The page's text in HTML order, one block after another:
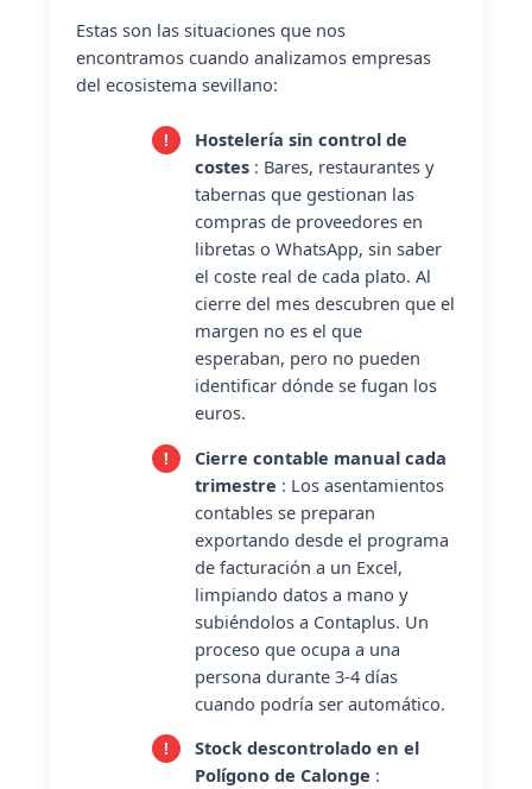
Estas son las situaciones que nos
encontramos cuando analizamos empresas
del ecosistema sevillano:
Hostelería sin control de
costes: Bares, restaurantes y
tabernas que gestionan las
compras de proveedores en
libretas o WhatsApp, sin saber
el coste real de cada plato. Al
cierre del mes descubren que el
margen no es el que
esperaban, pero no pueden
identificar dónde se fugan los
euros.
Cierre contable manual cada
trimestre : Los asentamientos
contables se preparan
exportando desde el programa
de facturación a un Excel,
limpiando datos a mano y
subiéndolos a Contaplus. Un
proceso que ocupa a una
persona durante 3-4 días
cuando podría ser automático.
Stock descontrolado en el
Polígono de Calonge :